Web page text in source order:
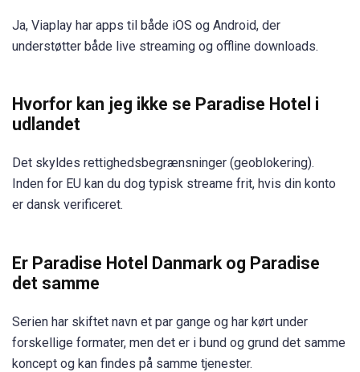
Ja, Viaplay har apps til både iOS og Android, der
understøtter både live streaming og offline downloads.
Hvorfor kan jeg ikke se Paradise Hotel i
udlandet
Det skyldes rettighedsbegrænsninger (geoblokering).
Inden for EU kan du dog typisk streame frit, hvis din konto
er dansk verificeret.
Er Paradise Hotel Danmark og Paradise
det samme
Serien har skiftet navn et par gange og har kørt under
forskellige formater, men det er i bund og grund det samme
koncept og kan findes på samme tjenester.